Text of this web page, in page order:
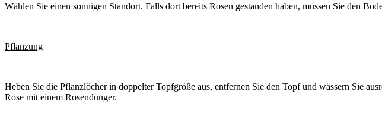
Wählen Sie einen sonnigen Standort. Falls dort bereits Rosen gestanden haben, müssen Sie den
Pflanzung
Heben Sie die Pflanzlöcher in doppelter Topfgröße aus, entfernen Sie den Topf und wässern Sie
Rose mit einem Rosendünger.